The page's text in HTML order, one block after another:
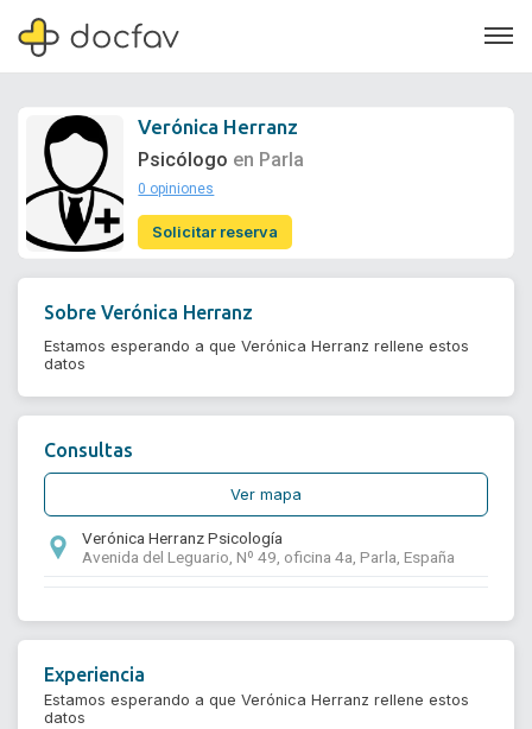
Soporte
¿Eres un doctor?
Verónica Herranz
Psicólogo en Parla
0 opiniones
Solicitar reserva
SobreVerónica Herranz
Estamos esperando a que Verónica Herranz rellene estos
datos
Consultas
Ver mapa
Verónica Herranz Psicología
Avenida del Leguario, Nº 49, oficina 4a, Parla, España
Experiencia
Estamos esperando a que Verónica Herranz rellene estos
datos